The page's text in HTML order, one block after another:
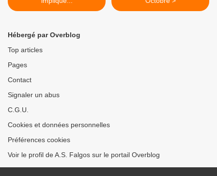
Hébergé par Overblog
Top articles
Pages
Contact
Signaler un abus
C.G.U.
Cookies et données personnelles
Préférences cookies
Voir le profil de A.S. Falgos sur le portail Overblog